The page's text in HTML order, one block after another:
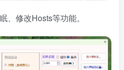
、修改Hosts等功能。